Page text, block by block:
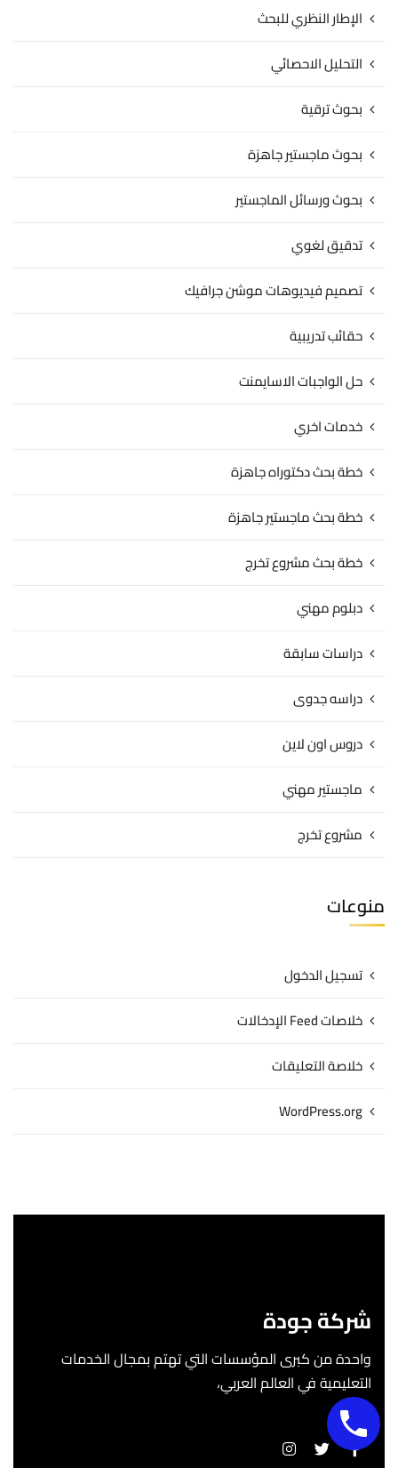
الإطار النظري للبحث
التحليل الاحصائي
بحوث ترقية
بحوث ماجستير جاهزة
بحوث ورسائل الماجستير
تدقيق لغوي
تصميم فيديوهات موشن جرافيك
حقائب تدريبية
حل الواجبات الاسايمنت
خدمات اخري
خطة بحث دكتوراه جاهزة
خطة بحث ماجستير جاهزة
خطة بحث مشروع تخرج
دبلوم مهني
دراسات سابقة
دراسه جدوى
دروس اون لاين
ماجستير مهني
مشروع تخرج
منوعات
تسجيل الدخول
خلاصات Feed الإدخالات
خلاصة التعليقات
WordPress.org
شركة جودة
واحدة من كبرى المؤسسات التي تهتم بمجال الخدمات
التعليمية في العالم العربي،